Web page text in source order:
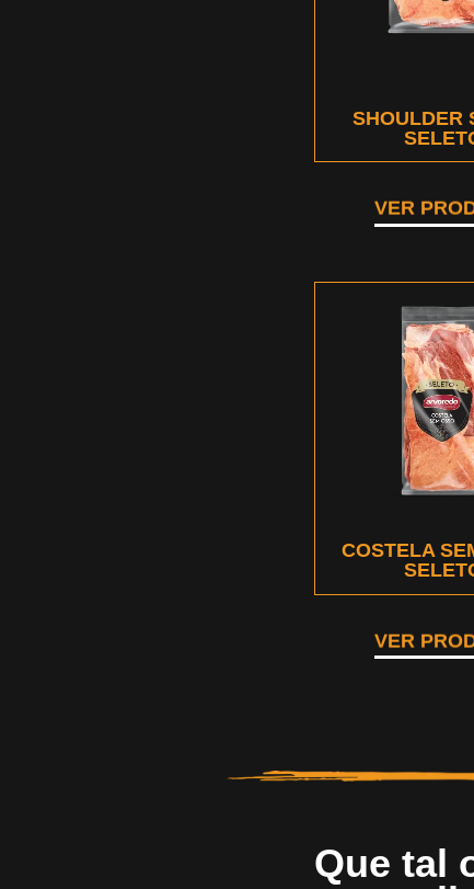
SHOULDER
VER
COSTELA
VER
Que tal